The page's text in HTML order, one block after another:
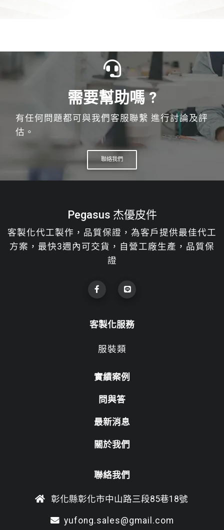
xx個工作天(不含假日)送達當地門市。
再依您的需求選擇前往當地門市取貨或由物
流送至指定地點。
實際交期需視訂單排程，不同產品項目及製
作數量可能影響製作期程，詳情請洽客服。
需要幫助嗎 ?
有任何問題都可與我們客服聯繫 進行討論及評
估。
聯絡我們
Pegasus 杰優皮件
客製化代工製作，品質保證，為客戶提供最佳代工
方案，最快3週內可交貨，自營工廠生產，品質保
證
客製化服務
服裝類
實績案例
問與答
最新消息
關於我們
聯絡我們
彰化縣彰化市中山路三段85巷18號
yufong.sales@gmail.com